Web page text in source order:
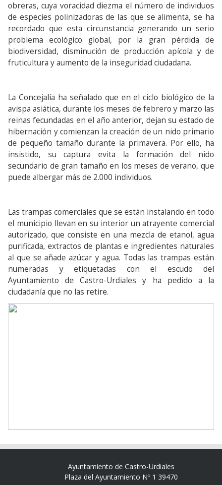
obreras, cuya voracidad diezma el número de individuos
de especies polinizadoras de las que se alimenta, se ha
recordado que esta circunstancia generando un serio
problema ecológico global, por la gran pérdida de
biodiversidad, disminución de producción apícola y de
fruticultura y aumento de la inseguridad ciudadana.
La Concejalía ha señalado que en el ciclo biológico de la
avispa asiática, durante los meses de febrero y marzo las
reinas fecundadas en el año anterior, dejan su estado de
hibernación y comienzan la creación de un nido primario
de pequeño tamaño durante la primavera. Por ello, ha
insistido, su captura evita la formación del nido
secundario de gran tamaño en los meses de verano, que
puede albergar más de 2.000 individuos.
Las trampas comerciales que se están instalando en todo
el municipio llevan en su interior un atrayente comercial
autorizado, que consiste en una mezcla de etanol, agua
purificada, extractos de plantas e ingredientes naturales
al que se añade azúcar y agua. Todas las trampas están
numeradas y etiquetadas con el escudo del
Ayuntamiento de Castro-Urdiales y ha pedido a la
ciudadanía que no las retire.
Ayuntamiento de Castro-Urdiales
Plaza del Ayuntamiento Nº 1 39470